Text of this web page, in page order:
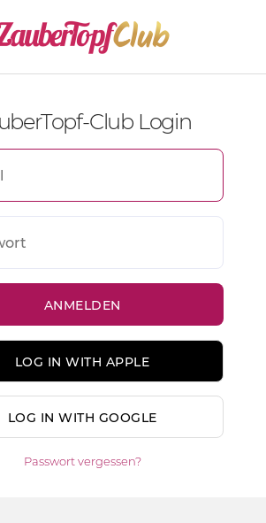
Club Login
LOG IN WITH APPLE
LOG IN WITH GOOGLE
Passwort vergessen?